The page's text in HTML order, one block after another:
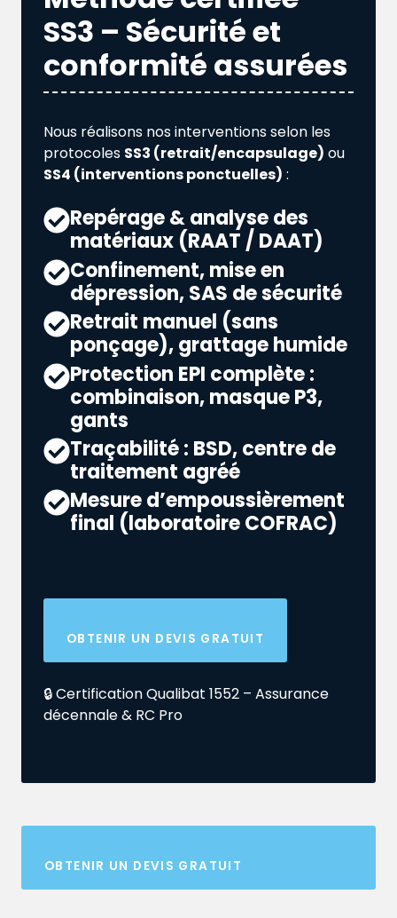
SS3 – Sécurité et
conformité assurées
Nous réalisons nos interventions selon les
protocoles SS3 (retrait/encapsulage) ou
SS4 (interventions ponctuelles) :
Repérage & analyse des
matériaux (RAAT / DAAT)
Confinement, mise en
dépression, SAS de sécurité
Retrait manuel (sans
ponçage), grattage humide
Protection EPI complète :
combinaison, masque P3,
gants
Traçabilité : BSD, centre de
traitement agréé
Mesure d’empoussièrement
final (laboratoire COFRAC)
OBTENIR UN DEVIS GRATUIT
🔒 Certification Qualibat 1552 – Assurance
décennale & RC Pro
OBTENIR UN DEVIS GRATUIT